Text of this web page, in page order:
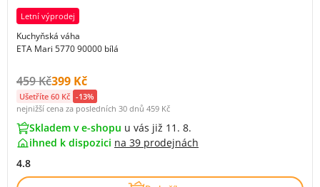
Letní výprodej
Kuchyňská váha
ETA Mari 5770 90000 bílá
Původní cena s DPH:
459 KčCena s DPH:
399 Kč
Ušetříte 60 Kč -13%
nejnižší cena za posledních 30 dnů 459 Kč
Skladem v e-shopu u vás již 11. 8.
ihned k dispozici na 39 prodejnách
4.8